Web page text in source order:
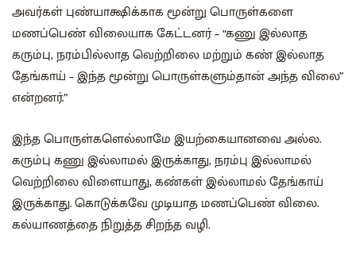
அவர்கள் புண்யாக்ஷிக்காக மூன்று பொருள்களை
மணப்பெண் விலையாக கேட்டனர் – “கணு இல்லாத
கரும்பு, நரம்பில்லாத வெற்றிலை மற்றும் கண் இல்லாத
தேங்காய் – இந்த மூன்று பொருள்களும்தான் அந்த விலை”
என்றனர்.”
இந்த பொருள்களெல்லாமே இயற்கையானவை அல்ல.
கரும்பு கணு இல்லாமல் இருக்காது, நரம்பு இல்லாமல்
வெற்றிலை விளையாது, கண்கள் இல்லாமல் தேங்காய்
இருக்காது. கொடுக்கவே முடியாத மணப்பெண் விலை.
கல்யாணத்தை நிறுத்த சிறந்த வழி.